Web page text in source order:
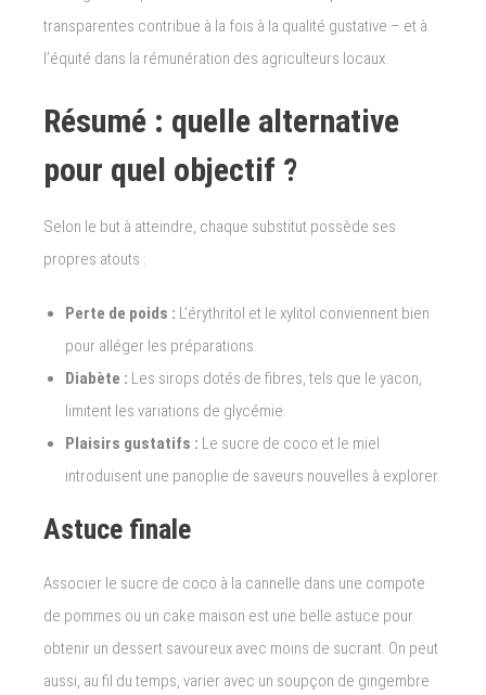
transparentes contribue à la fois à la qualité gustative – et à
l’équité dans la rémunération des agriculteurs locaux.
Résumé : quelle alternative
pour quel objectif ?
Selon le but à atteindre, chaque substitut possède ses
propres atouts :
Perte de poids : L’érythritol et le xylitol conviennent bien
pour alléger les préparations.
Diabète : Les sirops dotés de fibres, tels que le yacon,
limitent les variations de glycémie.
Plaisirs gustatifs : Le sucre de coco et le miel
introduisent une panoplie de saveurs nouvelles à explorer.
Astuce finale
Associer le sucre de coco à la cannelle dans une compote
de pommes ou un cake maison est une belle astuce pour
obtenir un dessert savoureux avec moins de sucrant. On peut
aussi, au fil du temps, varier avec un soupçon de gingembre